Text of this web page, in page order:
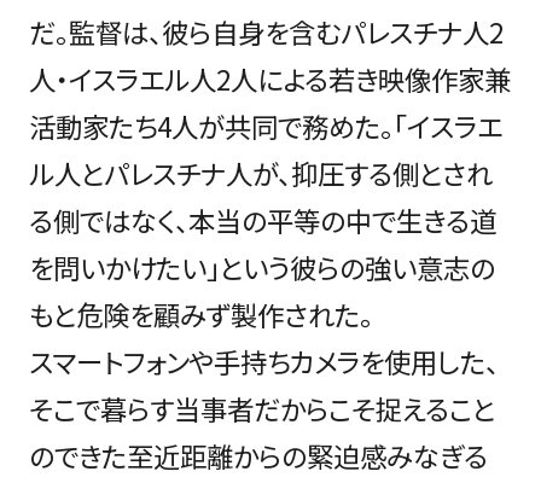
だ。監督は、彼ら自身を含むパレスチナ人2
人・イスラエル人2人による若き映像作家兼
活動家たち4人が共同で務めた。「イスラエ
ル人とパレスチナ人が、抑圧する側とされ
る側ではなく、本当の平等の中で生きる道
を問いかけたい」という彼らの強い意志の
もと危険を顧みず製作された。
スマートフォンや手持ちカメラを使用した、
そこで暮らす当事者だからこそ捉えること
のできた至近距離からの緊迫感みなぎる